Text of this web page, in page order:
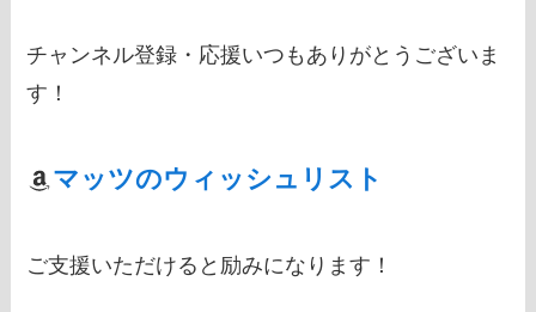
チャンネル登録・応援いつもありがとうございま
す！
マッツのウィッシュリスト
ご支援いただけると励みになります！